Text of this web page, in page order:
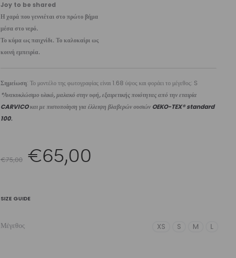
Joy to be shared
Η χαρά που γεννιέται στο πρώτο βήμα
μέσα στο νερό.
Το κύμα ως παιχνίδι. Το καλοκαίρι ως
κοινή εμπειρία.
Σημείωση: Το μοντέλο της φωτογραφίας είναι 1.68 ύψος και φοράει το μέγεθος: S
*Ανακυκλώσιμο υλικό, μαλακό στην υφή, εξαιρετικής ποιότητας από την εταιρία
CARVICOκαι με πιστοποίηση για έλλειψη βλαβερών ουσιών OEKO-TEX® standard
100.
€75,00 Original
price
€65,00
SIZE GUIDE
Μέγεθος XS S M L